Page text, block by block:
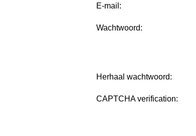
E-mail:
Wachtwoord:
Herhaal wachtwoord:
CAPTCHA verification: